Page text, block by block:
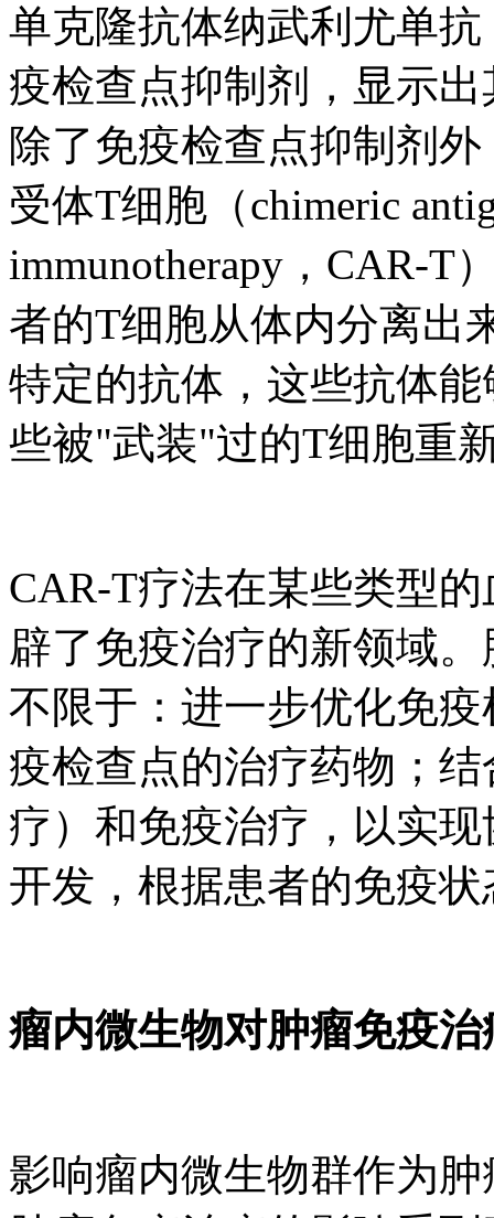
单克隆抗体纳武利尤单
疫检查点抑制剂，显示
除了免疫检查点抑制剂
受体T细胞（chimeric
immunotherapy，CAR-T
者的T细胞从体内分离出
特定的抗体，这些抗体
些被"武装"过的T细胞重
CAR-T疗法在某些类型
辟了免疫治疗的新领域
不限于：进一步优化免
疫检查点的治疗药物；
疗）和免疫治疗，以实
开发，根据患者的免疫
瘤内微生物对肿瘤免疫治
影响瘤内微生物群作为